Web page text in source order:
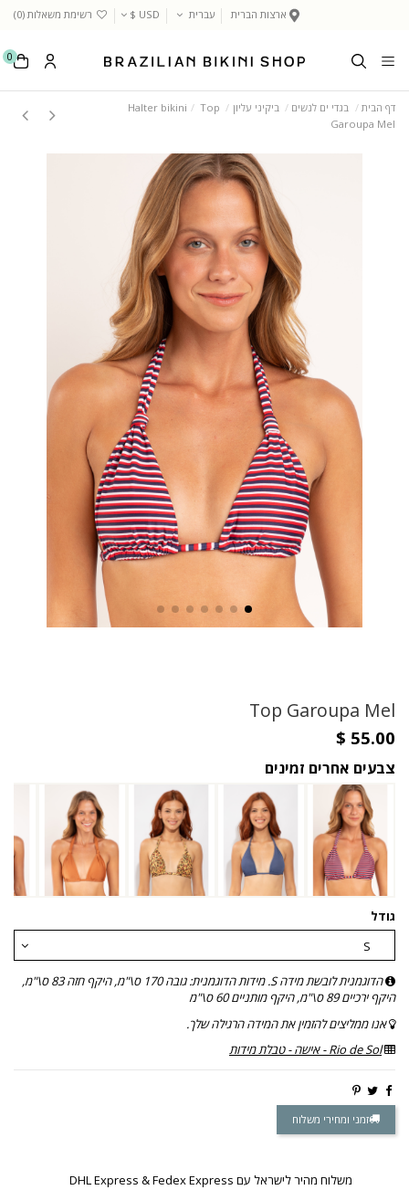
ארצות הברית עברית USD $ רשימת משאלות (0
)
0
דף הבית בגדי ים לנשים ביקיני עליון Halter bikini
Top
Garoupa Mel
Top Garoupa Mel
צבעים אחרים זמינים
גודל
הדוגמנית לובשת מידה S. מידות הדוגמנית: גובה 170 ס\"מ, היקף חזה 83 ס\"מ,
היקף ירכיים 89 ס\"מ, היקף מותניים 60 ס\"מ
אנו ממליצים להזמין את המידה הרגילה שלך.
Rio de Sol - אישה - טבלת מידות
זמני ומחירי משלוח
משלוח מהיר לישראל עם DHL Express & Fedex Express